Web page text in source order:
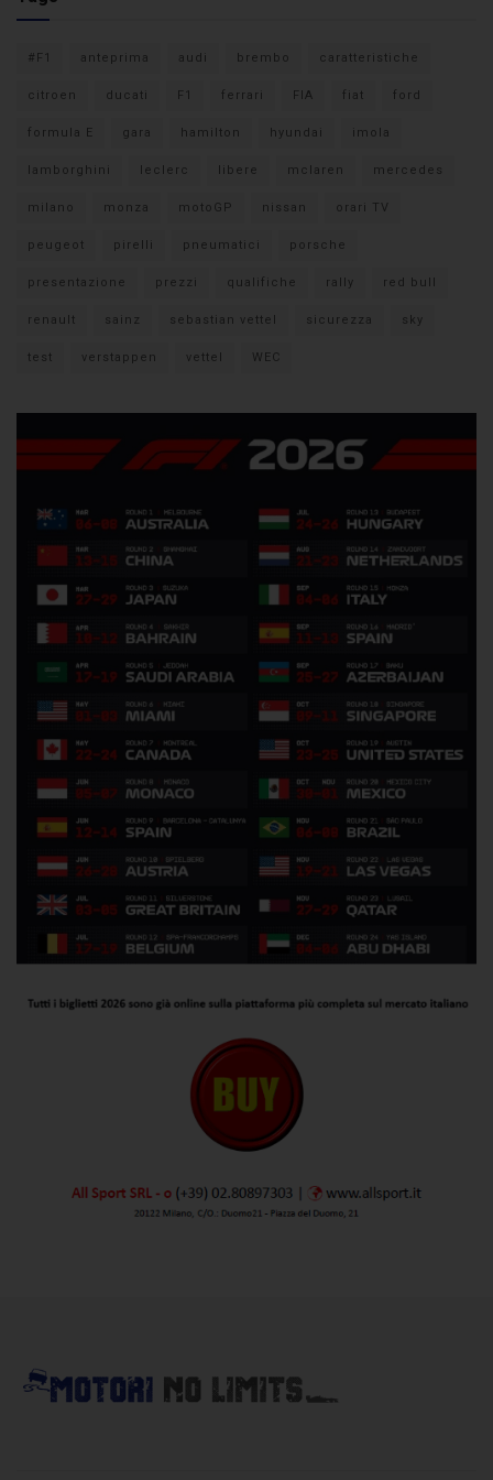
#F1 anteprima audi brembo caratteristiche
citroen ducati F1 ferrari FIA fiat ford
formula E gara hamilton hyundai imola
lamborghini leclerc libere mclaren mercedes
milano monza motoGP nissan orari TV
peugeot pirelli pneumatici porsche
presentazione prezzi qualifiche rally red bull
renault sainz sebastian vettel sicurezza sky
test verstappen vettel WEC